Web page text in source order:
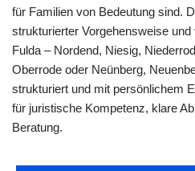
für Familien von Bedeutung sind.
strukturierter Vorgehensweise
Fulda – Nordend, Niesig,
Oberrode oder Neünberg,
strukturiert und mit persönlichem
für juristische Kompetenz, klare
Beratung.